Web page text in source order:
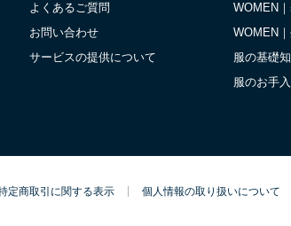
よくあるご質問
お問い合わせ
サービスの提供について
WOMEN
WOMEN
服の基礎
服のお手
定商取引に関する表示 個人情報の取り扱いについて